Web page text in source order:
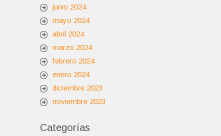
junio 2024
mayo 2024
abril 2024
marzo 2024
febrero 2024
enero 2024
diciembre 2023
noviembre 2023
Categorías